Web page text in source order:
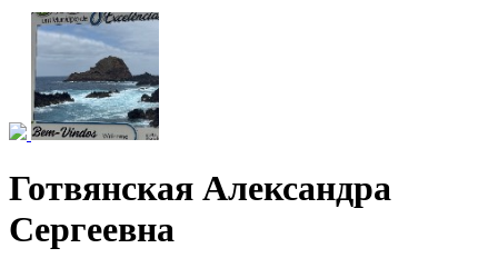
Готвянская Александра
Сергеевна